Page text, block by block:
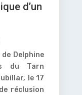
d’un
Delphine
du Tarn
le 17
réclusion